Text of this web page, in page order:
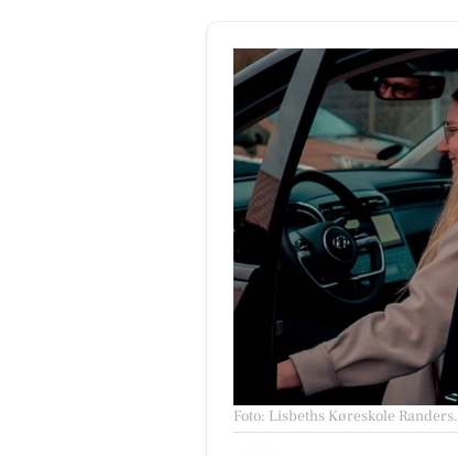
Foto: Lisbeths Køreskole Randers.